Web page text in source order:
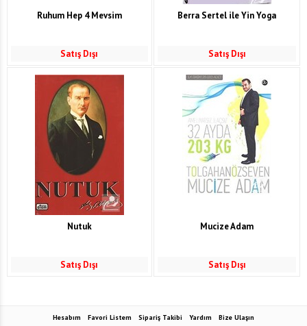
Ruhum Hep 4 Mevsim
Satış Dışı
Berra Sertel ile Yin Yoga
Satış Dışı
Nutuk
Satış Dışı
Mucize Adam
Satış Dışı
Hesabım Favori Listem Sipariş Takibi Yardım
Bize Ulaşın